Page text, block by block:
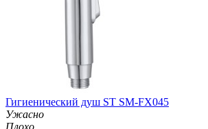
Гигиенический душ ST SM-FX045
Ужасно
Плохо